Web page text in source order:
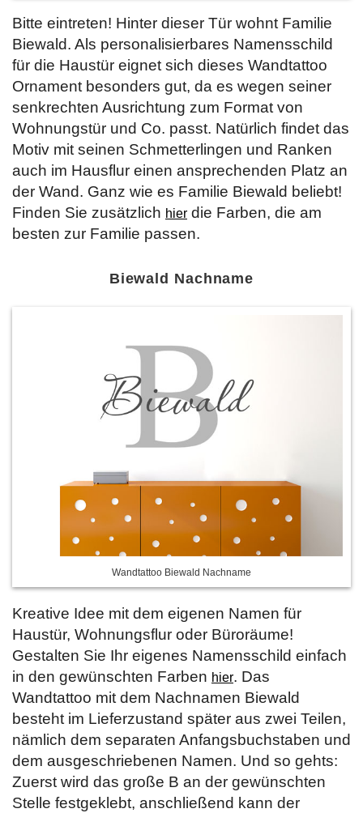
Bitte eintreten! Hinter dieser Tür wohnt Familie
Biewald. Als personalisierbares Namensschild
für die Haustür eignet sich dieses Wandtattoo
Ornament besonders gut, da es wegen seiner
senkrechten Ausrichtung zum Format von
Wohnungstür und Co. passt. Natürlich findet das
Motiv mit seinen Schmetterlingen und Ranken
auch im Hausflur einen ansprechenden Platz an
der Wand. Ganz wie es Familie Biewald beliebt!
Finden Sie zusätzlich hier die Farben, die am
besten zur Familie passen.
Biewald Nachname
Wandtattoo Biewald Nachname
Kreative Idee mit dem eigenen Namen für
Haustür, Wohnungsflur oder Büroräume!
Gestalten Sie Ihr eigenes Namensschild einfach
in den gewünschten Farben hier. Das
Wandtattoo mit dem Nachnamen Biewald
besteht im Lieferzustand später aus zwei Teilen,
nämlich dem separaten Anfangsbuchstaben und
dem ausgeschriebenen Namen. Und so gehts:
Zuerst wird das große B an der gewünschten
Stelle festgeklebt, anschließend kann der